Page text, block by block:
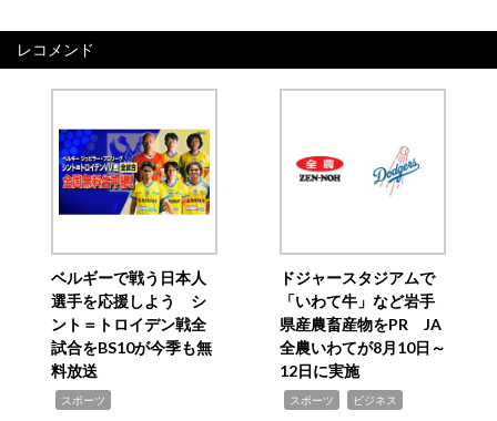
レコメンド
ベルギーで戦う日本人
選手を応援しよう シ
ント＝トロイデン戦全
試合をBS10が今季も無
料放送
スポーツ
ドジャースタジアムで
「いわて牛」など岩手
県産農畜産物をPR JA
全農いわてが8月10日～
12日に実施
スポーツ ビジネス